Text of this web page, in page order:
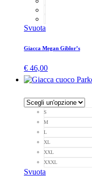
Svuota
Giacca Megan Giblor’s
€ 46,00
S
M
L
XL
XXL
XXXL
Svuota